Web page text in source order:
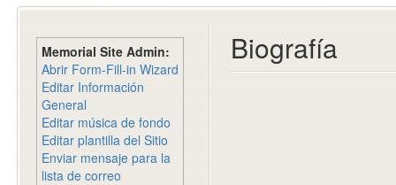
Memorial Site Admin:
Abrir Form-Fill-in Wizard
Editar Información
General
Editar música de fondo
Editar plantilla del Sitio
Enviar mensaje para la
lista de correo
Biografía